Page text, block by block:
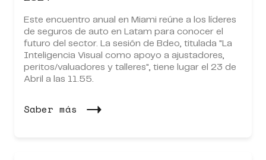
Este encuentro anual en Miami reúne a los líderes
de seguros de auto en Latam para conocer el
futuro del sector. La sesión de Bdeo, titulada "La
Inteligencia Visual como apoyo a ajustadores,
peritos/valuadores y talleres", tiene lugar el 23 de
Abril a las 11.55.
Saber más